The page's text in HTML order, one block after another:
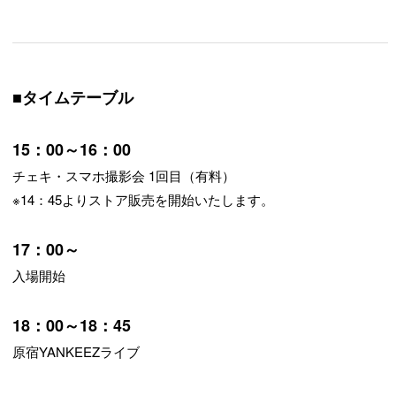
■タイムテーブル
15：00～16：00
チェキ・スマホ撮影会 1回目（有料）
※14：45よりストア販売を開始いたします。
17：00～
入場開始
18：00～18：45
原宿YANKEEZライブ